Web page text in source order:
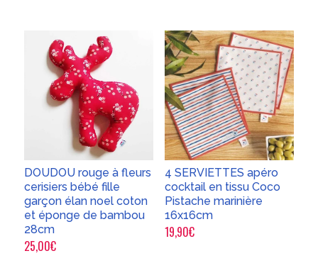
DOUDOU rouge à fleurs
cerisiers bébé fille
garçon élan noel coton
et éponge de bambou
28cm
25,00€
4 SERVIETTES apéro
cocktail en tissu Coco
Pistache marinière
16x16cm
19,90€